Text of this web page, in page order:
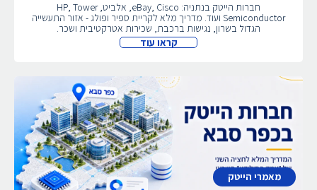
חברות הייטק בנתניה: eBay, Cisco, אלביט, HP, Tower
Semiconductor ועוד. מדריך מלא לקריית ספיר ופולג - אזור התעשייה
הגדול בשרון, נגישות ברכבת, שכירות אטרקטיבית ושכר.
קראו עוד
מאמרי הייטק